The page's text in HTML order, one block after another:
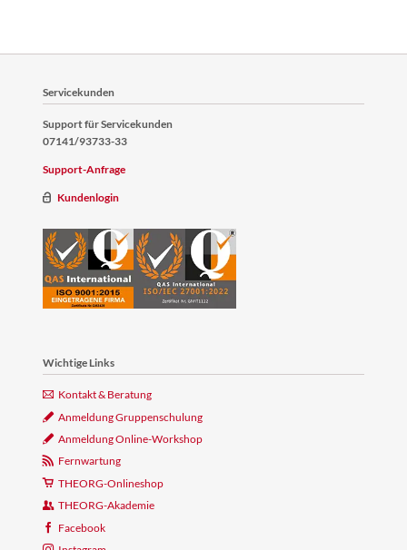
Servicekunden
Support für Servicekunden
07141/93733-33
Support-Anfrage
Kundenlogin
Wichtige Links
Kontakt & Beratung
Anmeldung Gruppenschulung
Anmeldung Online-Workshop
Fernwartung
THEORG-Onlineshop
THEORG-Akademie
Facebook